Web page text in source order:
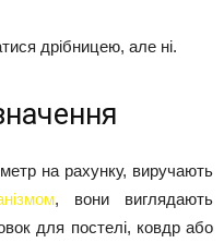
дрібницею, але ні.
на рахунку, виручають
, вони виглядають
для постелі, ковдр або